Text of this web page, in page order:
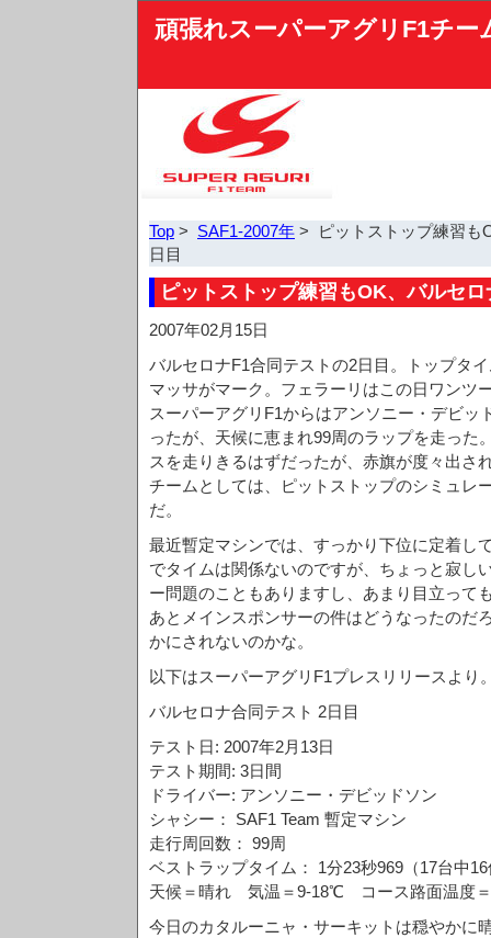
頑張れスーパーアグリF1チー
Top > SAF1-2007年 > ピットストップ練習も
日目
ピットストップ練習もOK、バルセ
2007年02月15日
バルセロナF1合同テストの2日目。トップタ
マッサがマーク。フェラーリはこの日ワンツ
スーパーアグリF1からはアンソニー・デビッ
ったが、天候に恵まれ99周のラップを走った
スを走りきるはずだったが、赤旗が度々出さ
チームとしては、ピットストップのシミュレ
だ。
最近暫定マシンでは、すっかり下位に定着し
でタイムは関係ないのですが、ちょっと寂し
ー問題のこともありますし、あまり目立って
あとメインスポンサーの件はどうなったのだ
かにされないのかな。
以下はスーパーアグリF1プレスリリースより
バルセロナ合同テスト 2日目
テスト日: 2007年2月13日
テスト期間: 3日間
ドライバー: アンソニー・デビッドソン
シャシー： SAF1 Team 暫定マシン
走行周回数： 99周
ベストラップタイム： 1分23秒969（17台中
天候＝晴れ 気温＝9-18℃ コース路面温度
今日のカタルーニャ・サーキットは穏やかに